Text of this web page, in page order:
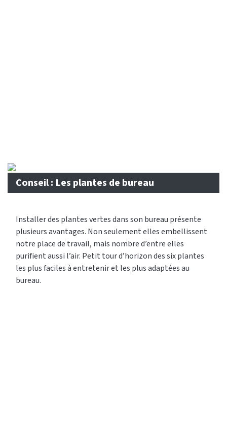
Conseil : Les plantes de bureau
Installer des plantes vertes dans son bureau présente
plusieurs avantages. Non seulement elles embellissent
notre place de travail, mais nombre d’entre elles
purifient aussi l’air. Petit tour d’horizon des six plantes
les plus faciles à entretenir et les plus adaptées au
bureau.